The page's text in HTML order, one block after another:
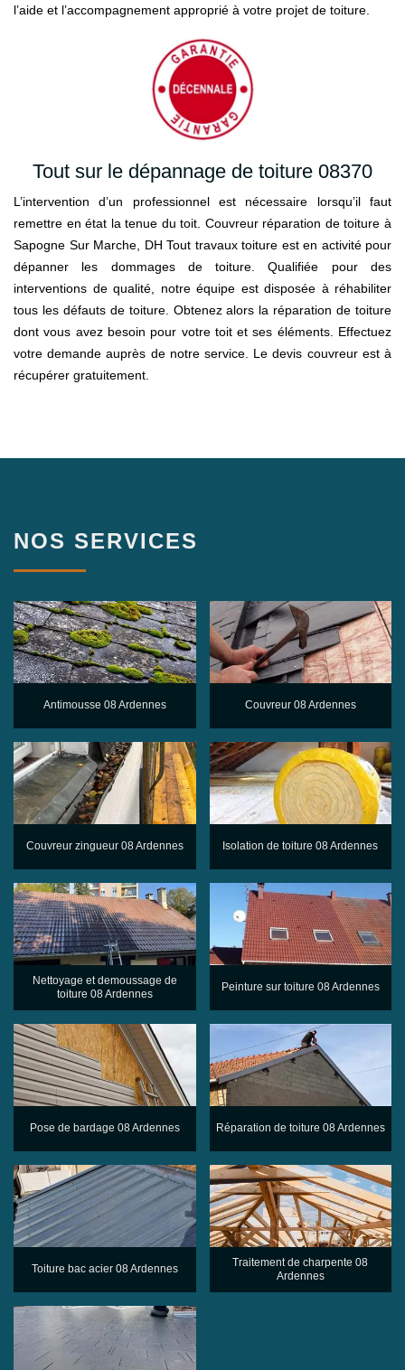
l’aide et l’accompagnement approprié à votre projet de toiture.
Tout sur le dépannage de toiture 08370
L’intervention d’un professionnel est nécessaire lorsqu’il faut
remettre en état la tenue du toit. Couvreur réparation de toiture à
Sapogne Sur Marche, DH Tout travaux toiture est en activité pour
dépanner les dommages de toiture. Qualifiée pour des
interventions de qualité, notre équipe est disposée à réhabiliter
tous les défauts de toiture. Obtenez alors la réparation de toiture
dont vous avez besoin pour votre toit et ses éléments. Effectuez
votre demande auprès de notre service. Le devis couvreur est à
récupérer gratuitement.
NOS SERVICES
Antimousse 08 Ardennes Couvreur 08 Ardennes
Couvreur zingueur 08 Ardennes Isolation de toiture 08 Ardennes
Nettoyage et demoussage de
toiture 08 Ardennes
Peinture sur toiture 08 Ardennes
Pose de bardage 08 Ardennes Réparation de toiture 08 Ardennes
Toiture bac acier 08 Ardennes
Traitement de charpente 08
Ardennes